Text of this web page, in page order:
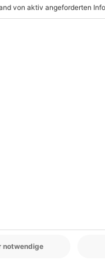
Nebel oder anderen
dem Veranstalter)